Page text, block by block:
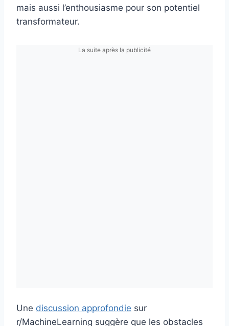
mais aussi l’enthousiasme pour son potentiel
transformateur.
La suite après la publicité
Une discussion approfondie sur
r/MachineLearning suggère que les obstacles